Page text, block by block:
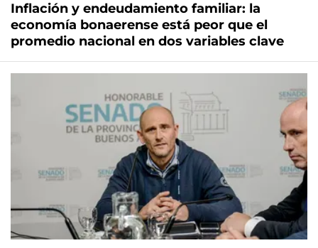
Inflación y endeudamiento familiar: la
economía bonaerense está peor que el
promedio nacional en dos variables clave